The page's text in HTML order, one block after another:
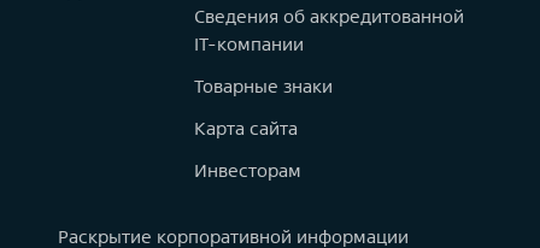
Сведения об аккредитованной
IT-компании
Товарные знаки
Карта сайта
Инвесторам
Раскрытие корпоративной информации